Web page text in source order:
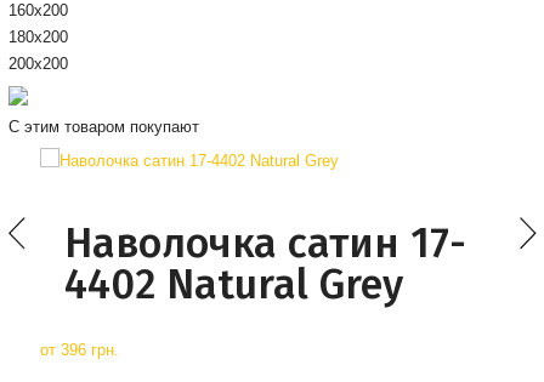
160х200
180х200
200x200
С этим товаром покупают
Наволочка сатин 17-
4402 Natural Grey
от 396 грн.